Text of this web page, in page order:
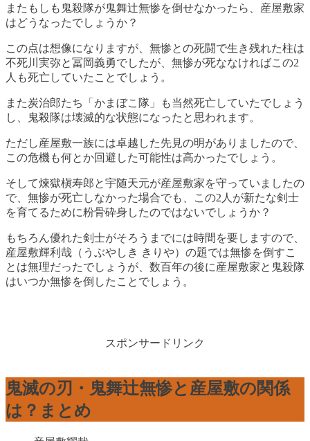
またもしも鬼殺隊が鬼舞辻無惨を倒せなかったら、産屋敷家
はどうなったでしょうか？
この点は想像になりますが、無惨との死闘で生き残れた柱は
不死川実弥と冨岡義勇でしたが、無惨が死ななければこの2
人も死亡していたことでしょう。
また炭治郎たち「かまぼこ隊」も当然死亡していたでしょう
し、鬼殺隊は壊滅的な状態になったと思われます。
ただし産屋敷一族には卓越した先見の明がありましたので、
この危機も何とか回避した可能性は高かったでしょう。
そして煉獄槇寿郎と宇随天元が産屋敷家を守っていましたの
で、無惨が死亡しなかった場合でも、この2人が新たな剣士
を育てるために粉骨砕身したのではないでしょうか？
もちろん優れた剣士がそろうまでには時間を要しますので、
産屋敷輝利哉（うぶやしき きりや）の題では無惨を倒すこ
とは無理だったでしょうが、数百年の後に産屋敷家と鬼殺隊
はいつか無惨を倒したことでしょう。
スポンサードリンク
鬼滅の刃・鬼舞辻無惨と産屋敷の関係
は？まとめ